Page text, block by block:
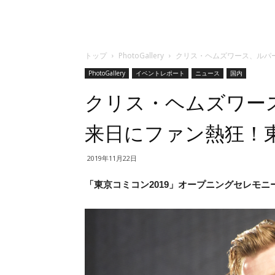
トップ PhotoGallery クリス・ヘムズワース、ル
PhotoGallery イベントレポート ニュース 国内
クリス・ヘムズワ
来日にファン熱狂！
2019年11月22日
「東京コミコン2019」オープニングセレモニ